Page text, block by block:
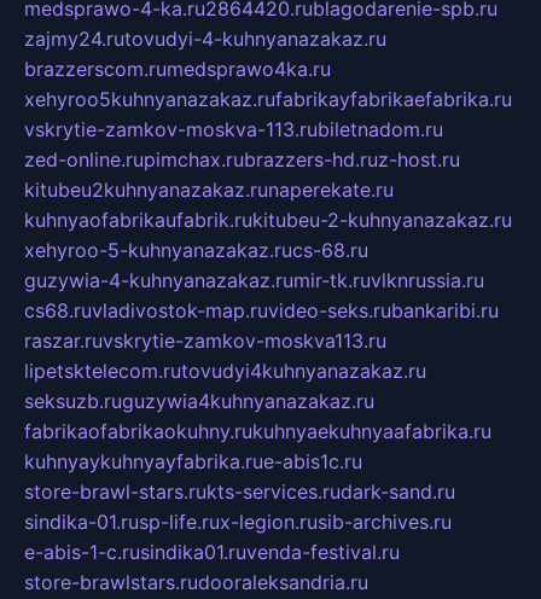
medsprawo-4-ka.ru2864420.rublagodarenie-spb.ru
zajmy24.rutovudyi-4-kuhnyanazakaz.ru
brazzerscom.rumedsprawo4ka.ru
xehyroo5kuhnyanazakaz.rufabrikayfabrikaefabrika.ru
vskrytie-zamkov-moskva-113.rubiletnadom.ru
zed-online.rupimchax.rubrazzers-hd.ruz-host.ru
kitubeu2kuhnyanazakaz.runaperekate.ru
kuhnyaofabrikaufabrik.rukitubeu-2-kuhnyanazakaz.ru
xehyroo-5-kuhnyanazakaz.rucs-68.ru
guzywia-4-kuhnyanazakaz.rumir-tk.ruvlknrussia.ru
cs68.ruvladivostok-map.ruvideo-seks.rubankaribi.ru
raszar.ruvskrytie-zamkov-moskva113.ru
lipetsktelecom.rutovudyi4kuhnyanazakaz.ru
seksuzb.ruguzywia4kuhnyanazakaz.ru
fabrikaofabrikaokuhny.rukuhnyaekuhnyaafabrika.ru
kuhnyaykuhnyayfabrika.rue-abis1c.ru
store-brawl-stars.rukts-services.rudark-sand.ru
sindika-01.rusp-life.rux-legion.rusib-archives.ru
e-abis-1-c.rusindika01.ruvenda-festival.ru
store-brawlstars.rudooraleksandria.ru